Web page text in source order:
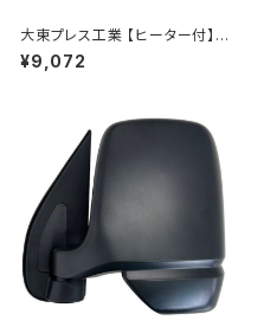
大東プレス工業 【ヒーター付】サ
イドミラー/バックミラーJ08 DI
-7BZ
¥9,072